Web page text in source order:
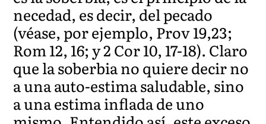
necedad, es decir, del pecado
(véase, por ejemplo, Prov 19,23;
Rom 12, 16; y 2 Cor 10, 17-18). Claro
que la soberbia no quiere decir no
a una auto-estima saludable, sino
a una estima inflada de uno